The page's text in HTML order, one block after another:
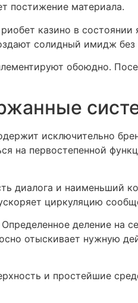
постижение материала.
казино в состоянии
солидный имидж без
обоюдно.
исключительно
на первостепенной
диалога и наименьший
циркуляцию
деление на
отыскивает нужную
и простейшие